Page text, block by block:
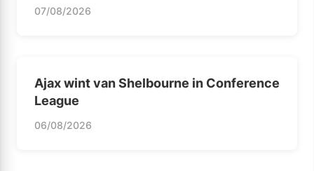
07/08/2026
Ajax wint van Shelbourne in Conference
League
06/08/2026